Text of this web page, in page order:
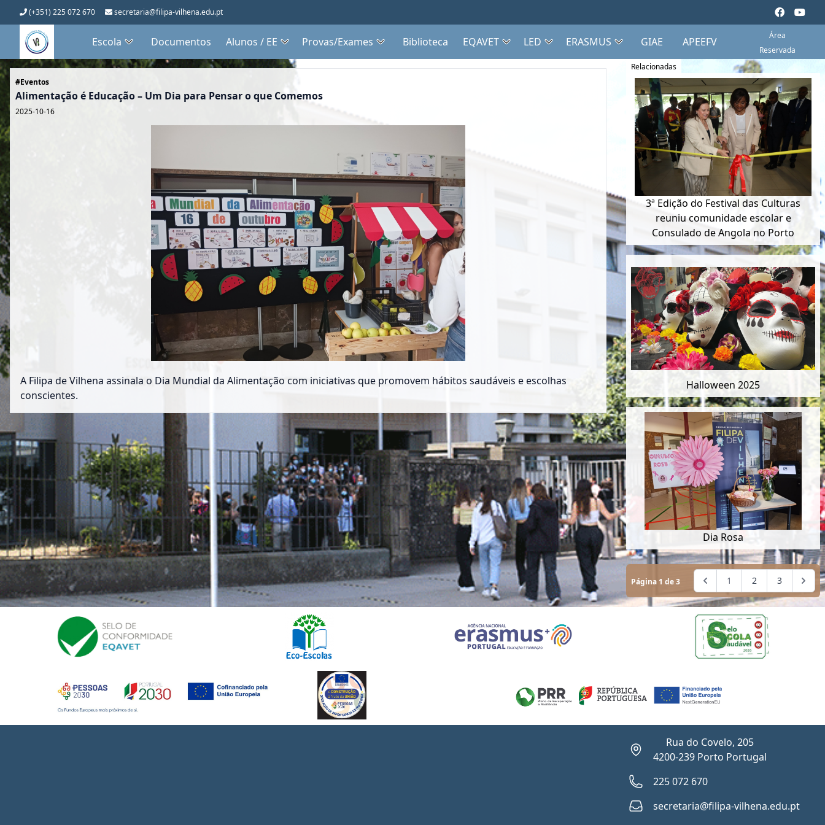
(+351) 225 072 670 secretaria@filipa-vilhena.edu.pt
Escola Documentos Alunos / EE Provas/Exames Biblioteca EQAVET LED ERASMUS GIAE APEEFV
Área
Reservada
#Eventos
Alimentação é Educação – Um Dia para Pensar o que Comemos
2025-10-16
A Filipa de Vilhena assinala o Dia Mundial da Alimentação com iniciativas que promovem hábitos saudáveis e escolhas
conscientes.
Relacionadas
3ª Edição do Festival das Culturas
reuniu comunidade escolar e
Consulado de Angola no Porto
Halloween 2025
Dia Rosa
Página 1 de 3 1 2 3
Rua do Covelo, 205
4200-239 Porto Portugal
225 072 670
secretaria@filipa-vilhena.edu.pt